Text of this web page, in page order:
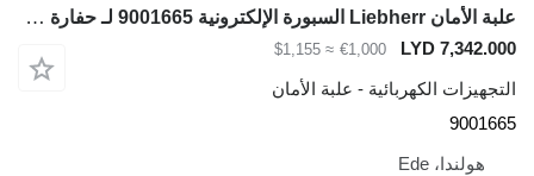
علبة الأمان Liebherr السبورة الإلكترونية 9001665 لـ حفارة Liebherr R946 LC / R946 NLC / R922 LC / R956 / R926 LC / R926 NLC / R926 SLC / R926 WLC / R936 LC
LYD 7,342.000
€1,000
≈ $1,155
التجهيزات الكهربائية - علبة الأمان
9001665
هولندا، Ede